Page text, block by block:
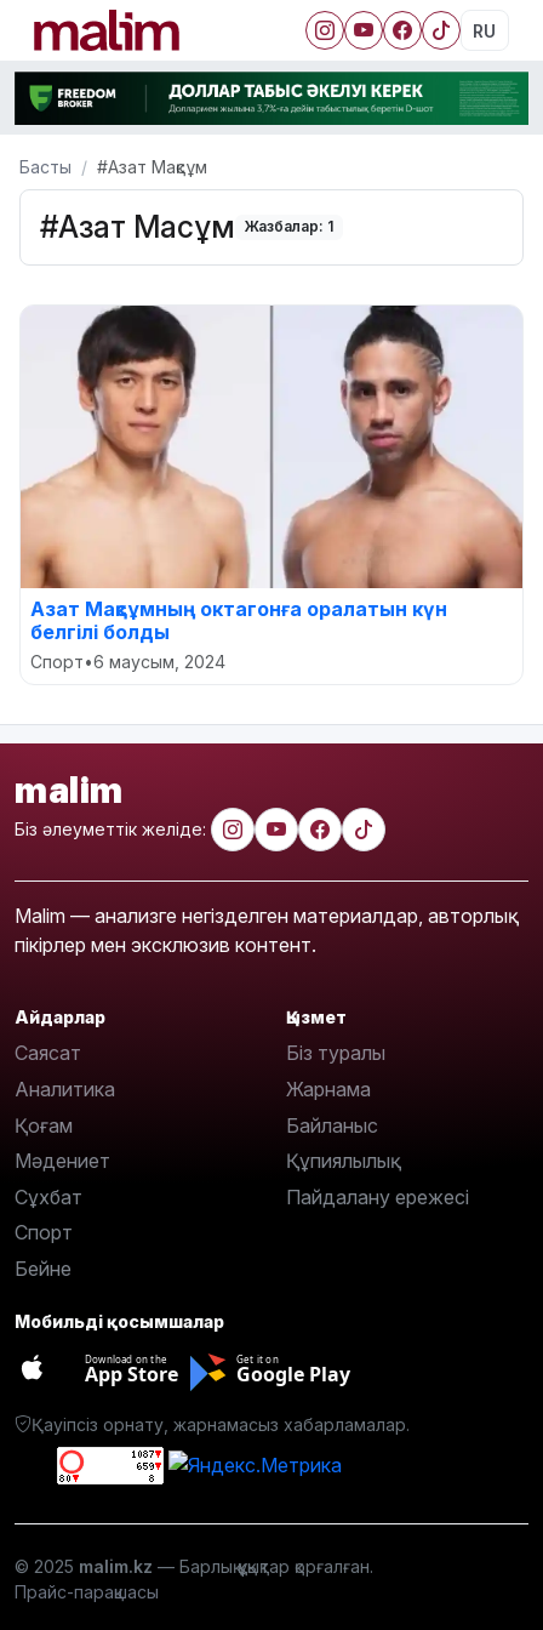
RU
Басты #Азат Мақсұм
#Азат Мақсұм Жазбалар: 1
Азат Мақсұмның октагонға оралатын күн
белгілі болды
Спорт•6 маусым, 2024
malim
Біз әлеуметтік желіде:
Malim — анализге негізделген материалдар, авторлық
пікірлер мен эксклюзив контент.
Айдарлар
Саясат
Аналитика
Қоғам
Мәдениет
Сұхбат
Спорт
Бейне
Қызмет
Біз туралы
Жарнама
Байланыс
Құпиялылық
Пайдалану ережесі
Мобильді қосымшалар
Download on the
App Store
Get it on
Google Play
Қауіпсіз орнату, жарнамасыз хабарламалар.
© 2025 malim.kz — Барлық құқықтар қорғалған.
Прайс-парақшасы